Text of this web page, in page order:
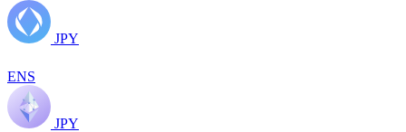
JPY
ENS
JPY